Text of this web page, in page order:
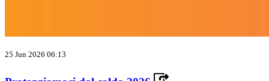
25 Jun 2026 06:13